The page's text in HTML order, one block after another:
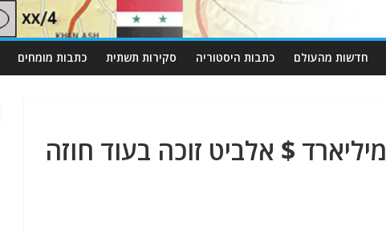
חדשות מהעולם כתבות היסטוריה סקירות תשתית כתבות מומחים
עם צבר הזמנות של כ-17 מיליארד $ אלביט זוכה בעוד חוזה